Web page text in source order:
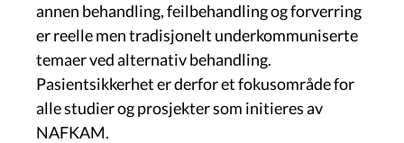
annen behandling, feilbehandling og forverring
er reelle men tradisjonelt underkommuniserte
temaer ved alternativ behandling.
Pasientsikkerhet er derfor et fokusområde for
alle studier og prosjekter som initieres av
NAFKAM.